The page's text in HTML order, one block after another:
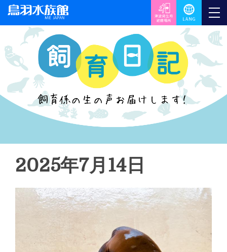
2025年7月14日